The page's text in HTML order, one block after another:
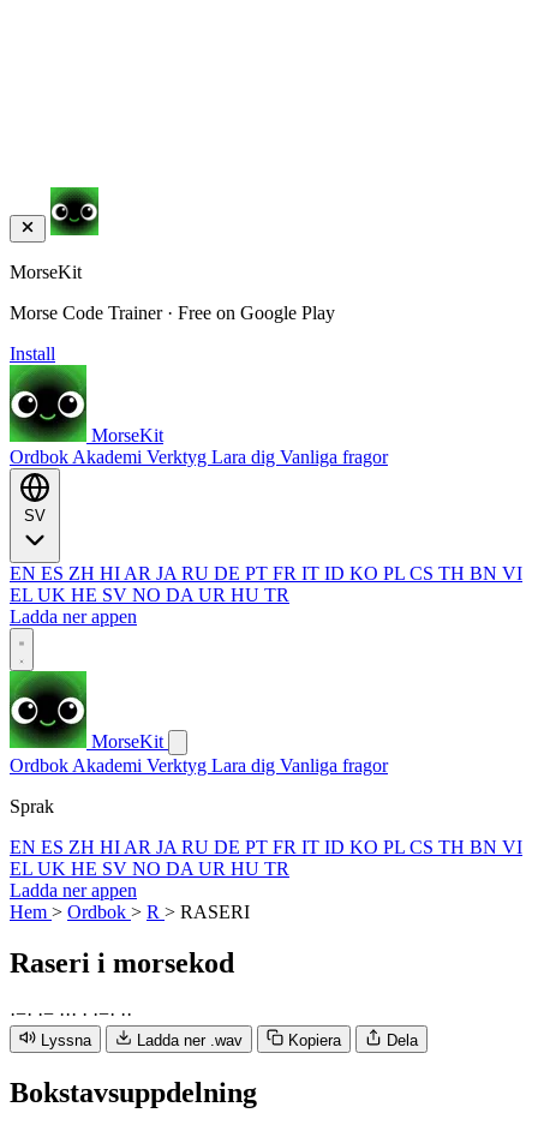
MorseKit
Morse Code Trainer · Free on Google Play
Install
MorseKit
Ordbok Akademi Verktyg Lara dig Vanliga fragor
EN ES ZH HI AR JA RU DE PT FR IT ID KO PL CS TH BN VI
EL UK HE SV NO DA UR HU TR
Ladda ner appen
MorseKit
Ordbok Akademi Verktyg Lara dig Vanliga fragor
Sprak
EN ES ZH HI AR JA RU DE PT FR IT ID KO PL CS TH BN VI
EL UK HE SV NO DA UR HU TR
Ladda ner appen
Hem > Ordbok > R > RASERI
Raseri i morsekod
·−· ·− ··· · ·−· ··
Lyssna Ladda ner .wav Kopiera Dela
Bokstavsuppdelning